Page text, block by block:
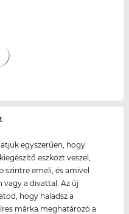
egyszerűen, hogy
eszközt veszel,
szintre emeli, és amivel
a divattal. Az új
hogy haladsz a
márka meghatározó a